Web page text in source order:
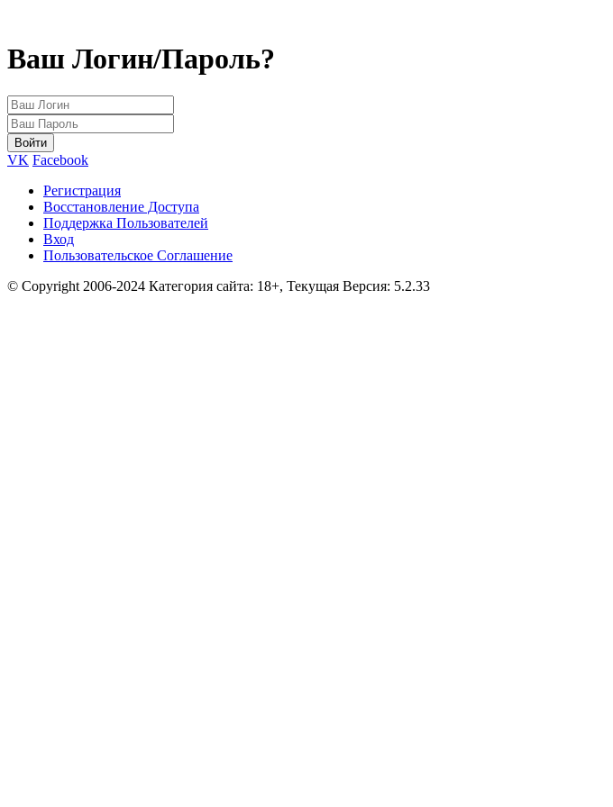
Ваш Логин/Пароль?
VK Facebook
Регистрация
Восстановление Доступа
Поддержка Пользователей
Вход
Пользовательское Соглашение
© Copyright 2006-2024 Категория сайта: 18+, Текущая Версия: 5.2.33